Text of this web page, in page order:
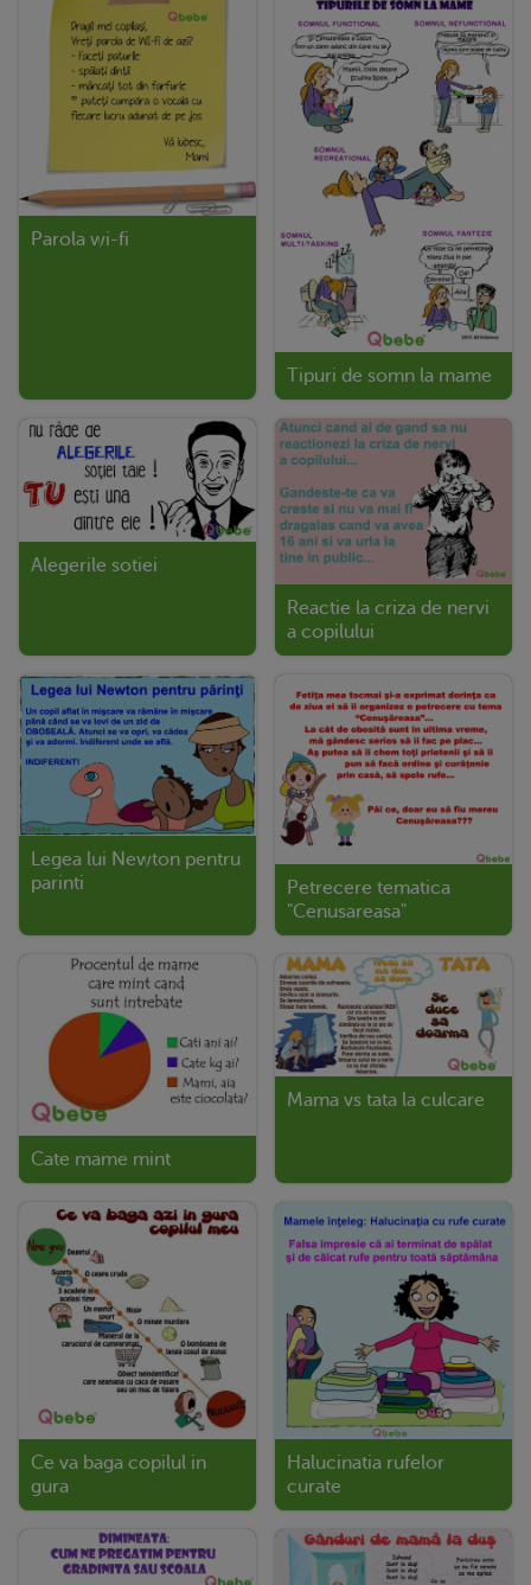
Parola wi-fi
Tipuri de somn la mame
Alegerile sotiei
Reactie la criza de nervi
a copilului
Legea lui Newton pentru
parinti
Petrecere tematica
"Cenusareasa"
Cate mame mint
Mama vs tata la culcare
Ce va baga copilul in
gura
Halucinatia rufelor
curate